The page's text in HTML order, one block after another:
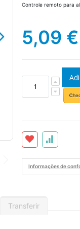
Controle remoto para
5,09 €
Informações de
Transferir